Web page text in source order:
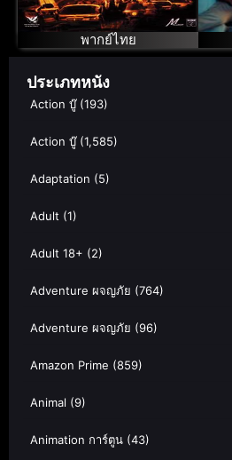
พากย์ไทย
ประเภทหนัง
Action บู๊(193)
Action บู๊(1,585)
Adaptation (5)
Adult (1)
Adult 18+ (2)
Adventure ผจญภัย (764)
Adventure ผจญภัย (96)
Amazon Prime (859)
Animal (9)
Animation การ์ตูน (43)